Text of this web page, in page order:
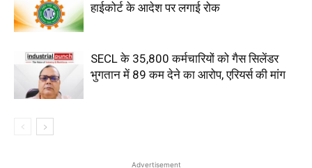
हाईकोर्ट के आदेश पर लगाई रोक
SECL के 35,800 कर्मचारियों को गैस सिलेंडर
भुगतान में ₹89 कम देने का आरोप, एरियर्स की मांग
Advertisement